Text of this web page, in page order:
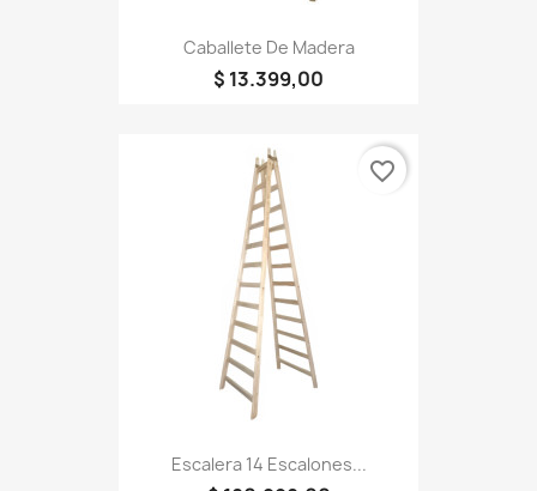
Caballete De Madera
$ 13.399,00
Escalera 14 Escalones...
favorite_border